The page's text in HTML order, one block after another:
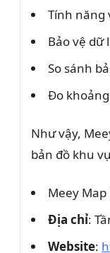
Tính năng
Bảo vệ dữ
So sánh
Đo
Như vậy,
bản đồ khu
Meey
Địa chỉ:
Website: